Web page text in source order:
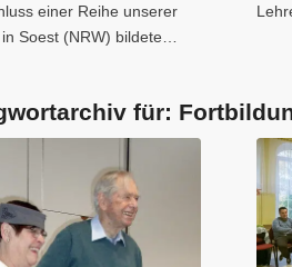
einer Reihe unserer
Soest (NRW) bildete…
für: